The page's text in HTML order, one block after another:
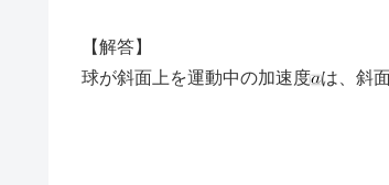
【解答】
球が斜面上を運動中の加速度 は、斜